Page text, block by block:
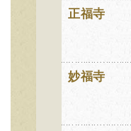
正福寺
妙福寺